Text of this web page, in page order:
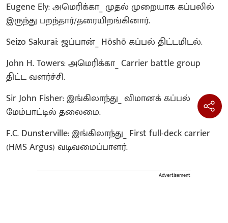
Eugene Ely: அமெரிக்கா_ முதல் முறையாக கப்பலில்
இருந்து பறந்தார்/தரையிறங்கினார்.
Seizo Sakurai: ஜப்பான்_ Hōshō கப்பல் திட்டமிடல்.
John H. Towers: அமெரிக்கா_ Carrier battle group
திட்ட வளர்ச்சி.
Sir John Fisher: இங்கிலாந்து_ விமானக் கப்பல்
மேம்பாட்டில் தலைமை.
F.C. Dunsterville: இங்கிலாந்து_ First full-deck carrier
(HMS Argus) வடிவமைப்பாளர்.
Advertisement